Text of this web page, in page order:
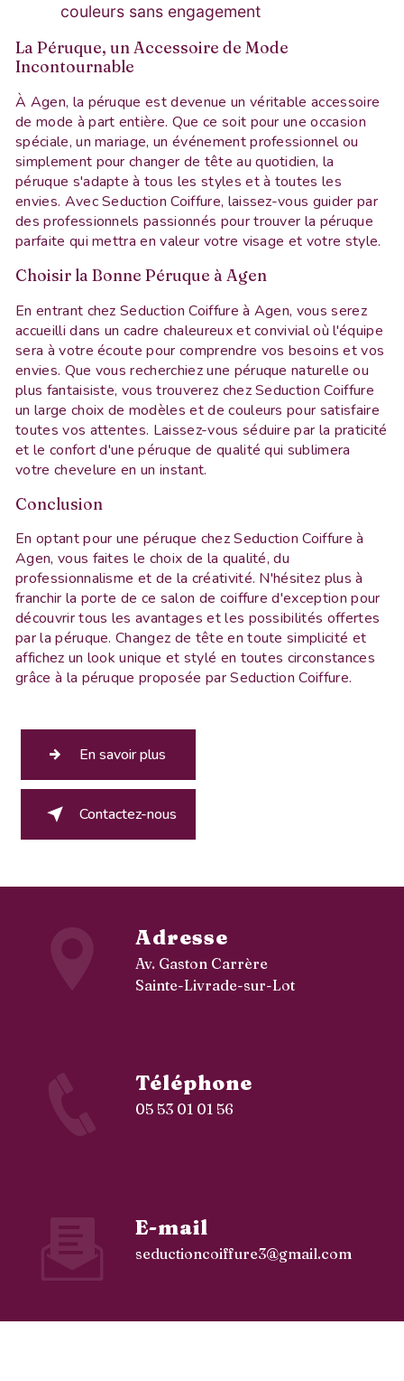
couleurs sans engagement
La Péruque, un Accessoire de Mode
Incontournable
À Agen, la péruque est devenue un véritable accessoire
de mode à part entière. Que ce soit pour une occasion
spéciale, un mariage, un événement professionnel ou
simplement pour changer de tête au quotidien, la
péruque s'adapte à tous les styles et à toutes les
envies. Avec Seduction Coiffure, laissez-vous guider par
des professionnels passionnés pour trouver la péruque
parfaite qui mettra en valeur votre visage et votre style.
Choisir la Bonne Péruque à Agen
En entrant chez Seduction Coiffure à Agen, vous serez
accueilli dans un cadre chaleureux et convivial où l'équipe
sera à votre écoute pour comprendre vos besoins et vos
envies. Que vous recherchiez une péruque naturelle ou
plus fantaisiste, vous trouverez chez Seduction Coiffure
un large choix de modèles et de couleurs pour satisfaire
toutes vos attentes. Laissez-vous séduire par la praticité
et le confort d'une péruque de qualité qui sublimera
votre chevelure en un instant.
Conclusion
En optant pour une péruque chez Seduction Coiffure à
Agen, vous faites le choix de la qualité, du
professionnalisme et de la créativité. N'hésitez plus à
franchir la porte de ce salon de coiffure d'exception pour
découvrir tous les avantages et les possibilités offertes
par la péruque. Changez de tête en toute simplicité et
affichez un look unique et stylé en toutes circonstances
grâce à la péruque proposée par Seduction Coiffure.
En savoir plus
Contactez-nous
Adresse
Av. Gaston Carrère
Sainte-Livrade-sur-Lot
Téléphone
05 53 01 01 56
E-mail
seductioncoiffure3@gmail.com